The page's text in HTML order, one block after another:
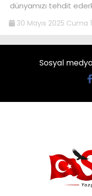
dünyamızı tehdit
30 Mayıs 2025 Cuma
Sosyal